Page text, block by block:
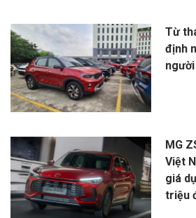
Từ
định
MG
Việt
giá
triệu